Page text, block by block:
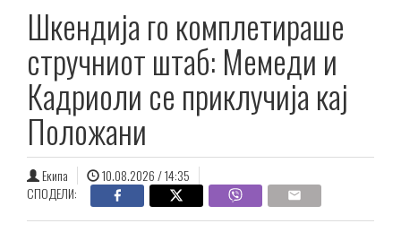
Шкендија го комплетираше
стручниот штаб: Мемеди и
Кадриоли се приклучија кај
Положани
Екипа
10.08.2026 / 14:35
СПОДЕЛИ: